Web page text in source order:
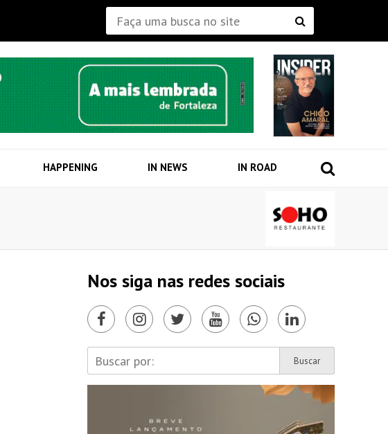
HAPPENING IN NEWS IN ROAD
Nos siga nas redes sociais